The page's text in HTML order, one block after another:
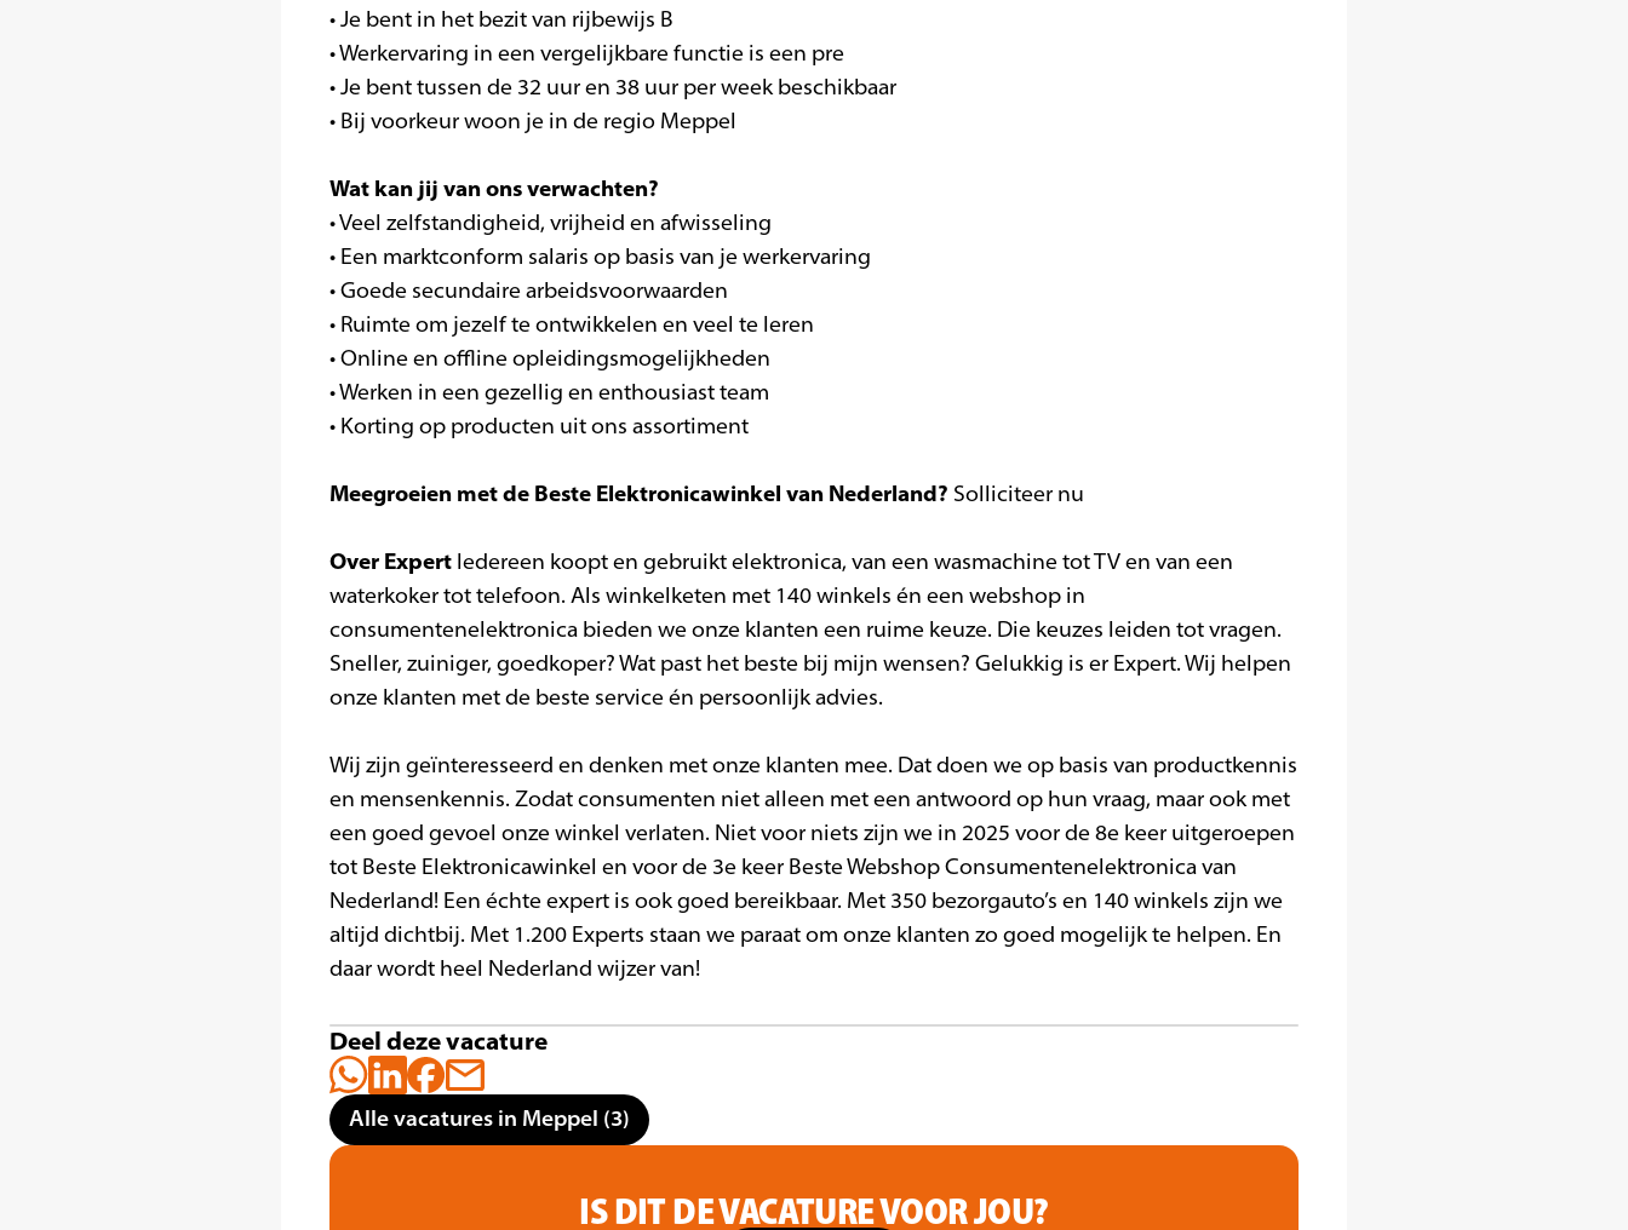
• Je bent in het bezit van rijbewijs B
• Werkervaring in een vergelijkbare functie is een pre
• Je bent tussen de 32 uur en 38 uur per week beschikbaar
• Bij voorkeur woon je in de regio Meppel
Wat kan jij van ons verwachten?
• Veel zelfstandigheid, vrijheid en afwisseling
• Een marktconform salaris op basis van je werkervaring
• Goede secundaire arbeidsvoorwaarden
• Ruimte om jezelf te ontwikkelen en veel te leren
• Online en offline opleidingsmogelijkheden
• Werken in een gezellig en enthousiast team
• Korting op producten uit ons assortiment
Meegroeien met de Beste Elektronicawinkel van Nederland? Solliciteer nu
Over Expert Iedereen koopt en gebruikt elektronica, van een wasmachine tot TV en van een
waterkoker tot telefoon. Als winkelketen met 140 winkels én een webshop in
consumentenelektronica bieden we onze klanten een ruime keuze. Die keuzes leiden tot vragen.
Sneller, zuiniger, goedkoper? Wat past het beste bij mijn wensen? Gelukkig is er Expert. Wij helpen
onze klanten met de beste service én persoonlijk advies.
Wij zijn geïnteresseerd en denken met onze klanten mee. Dat doen we op basis van productkennis
en mensenkennis. Zodat consumenten niet alleen met een antwoord op hun vraag, maar ook met
een goed gevoel onze winkel verlaten. Niet voor niets zijn we in 2025 voor de 8e keer uitgeroepen
tot Beste Elektronicawinkel en voor de 3e keer Beste Webshop Consumentenelektronica van
Nederland! Een échte expert is ook goed bereikbaar. Met 350 bezorgauto’s en 140 winkels zijn we
altijd dichtbij. Met 1.200 Experts staan we paraat om onze klanten zo goed mogelijk te helpen. En
daar wordt heel Nederland wijzer van!
Deel deze vacature
Alle vacatures in Meppel (3)
IS DIT DE VACATURE VOOR JOU?